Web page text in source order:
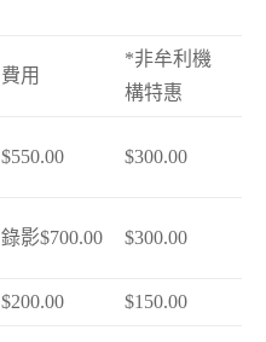
費用
*非牟利機
構特惠
$550.00 $300.00
錄影$700.00 $300.00
$200.00 $150.00